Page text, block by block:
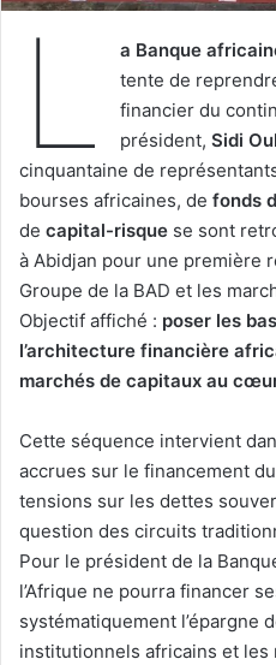
L
a Banque
tente de
financier du
président, Sidi
cinquantaine de
bourses africaines, de fonds
de capital-risque se sont
à Abidjan pour une première
Groupe de la BAD et les
Objectif affiché : poser les
l’architecture financière
marchés de capitaux au
Cette séquence intervient
accrues sur le financement
tensions sur les dettes
question des circuits
Pour le président de la
l’Afrique ne pourra financer
systématiquement l’épargne
institutionnels africains et les